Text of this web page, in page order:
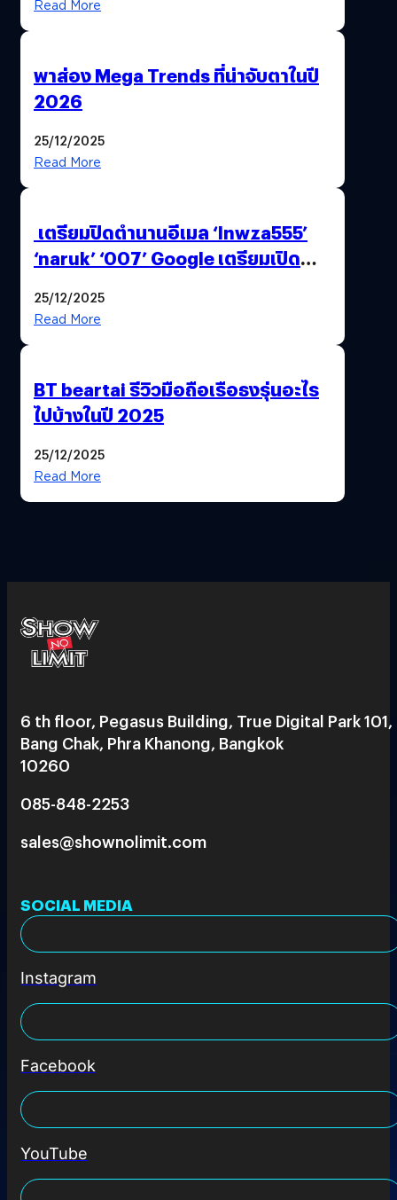
Read More
พาส่อง Mega Trends ที่น่าจับตาในปี
2026
25/12/2025
Read More
เตรียมปิดตำนานอีเมล ‘lnwza555’
‘naruk’ ‘007’ Google เตรียมเปิด
25/12/2025
Read More
BT beartai รีวิวมือถือเรือธงรุ่นอะไร
ไปบ้างในปี 2025
25/12/2025
Read More
6 th floor, Pegasus Building, True Digital Park 101,
Bang Chak, Phra Khanong, Bangkok
10260
085-848-2253
sales@shownolimit.com
SOCIAL MEDIA
Instagram
Facebook
YouTube